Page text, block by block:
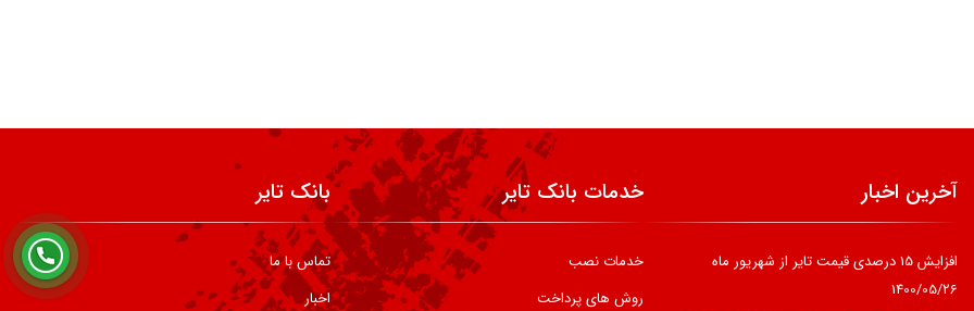
آخرین اخبار
افزایش 15 درصدی قیمت تایر از شهریور ماه
1400/05/26
خدمات بانک تایر
خدمات نصب
روش های پرداخت
بانک تایر
تماس با ما
اخبار